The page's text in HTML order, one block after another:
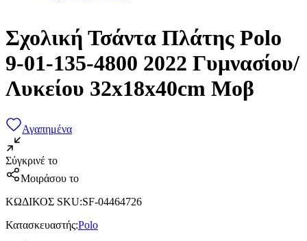
Σχολική Τσάντα Πλάτης Polo
9-01-135-4800 2022 Γυμνασίου/
Λυκείου 32x18x40cm Μοβ
Αγαπημένα
Σύγκρινέ το
Μοιράσου το
ΚΩΔΙΚΟΣ SKU:SF-04464726
Κατασκευαστής:Polo